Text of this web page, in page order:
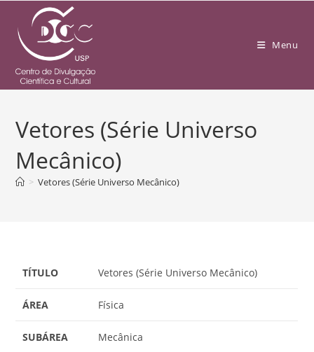
Menu
Vetores (Série Universo
Mecânico)
> Vetores (Série Universo Mecânico)
TÍTULO Vetores (Série Universo Mecânico)
ÁREA Física
SUBÁREA Mecânica